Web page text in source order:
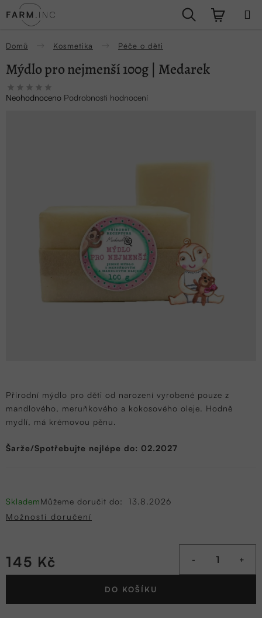
na
Hledat
Domů Kosmetika Péče o děti
Přírodní mýdlo pro děti od narození vyrobené pouze z
mandlového, meruňkového a kokosového oleje. Hodně
mydlí, má krémovou pěnu.
Šarže/Spotřebujte nejlépe do: 02.2027
SklademMůžeme doručit do:
13.8.2026
Možnosti doručení
145 Kč
Měrná
DO KOŠÍKU
Mýdlo pro nejmenší 100g | Medarek
Průměrné
hodnocení
Neohodnoceno Podrobnosti hodnocení